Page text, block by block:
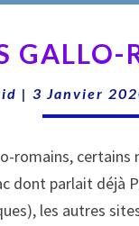
GALLO-
| 3 Janvier
romains, certains
dont parlait déjà
les autres